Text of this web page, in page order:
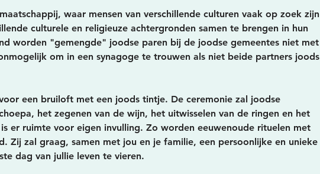
waar mensen van verschillende culturen vaak op zoek zijn
culturele en religieuze achtergronden samen te brengen in hun
worden "gemengde" joodse paren bij de joodse gemeentes niet met
om in een synagoge te trouwen als niet beide partners joods
een bruiloft met een joods tintje. De ceremonie zal joodse
het zegenen van de wijn, het uitwisselen van de ringen en het
er ruimte voor eigen invulling. Zo worden eeuwenoude rituelen met
Zij zal graag, samen met jou en je familie, een persoonlijke en unieke
dag van jullie leven te vieren.